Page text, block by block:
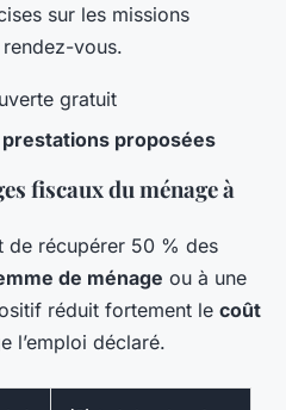
sur les missions
vous.
gratuit
prestations proposées
fiscaux du ménage à
de récupérer 50 % des
de ménage ou à une
réduit fortement le coût
l’emploi déclaré.